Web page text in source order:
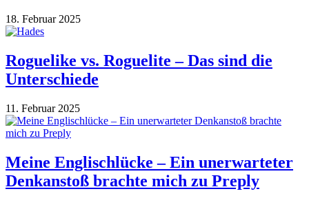
18. Februar 2025
Roguelike vs. Roguelite – Das sind die
Unterschiede
11. Februar 2025
Meine Englischlücke – Ein unerwarteter
Denkanstoß brachte mich zu Preply